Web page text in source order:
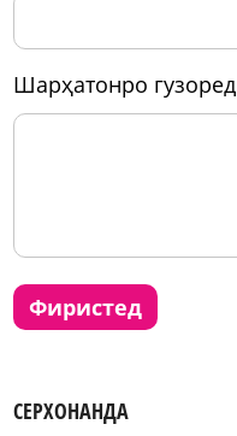
шарҳатонро гузоред
фиристед
СЕРХОНАНДА